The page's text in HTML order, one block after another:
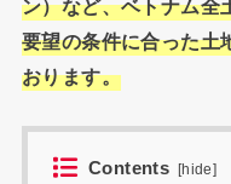
ン）など、ベトナム全
要望の条件に合った土
おります。
Contents [hide]